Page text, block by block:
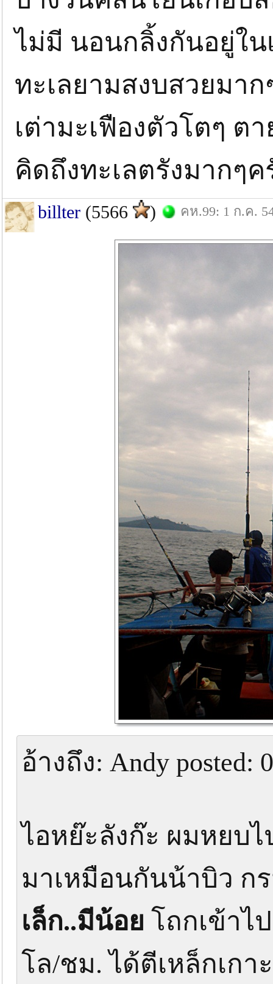
ไม่มี นอนกลิ้งกันอยู่ใน
ทะเลยามสงบสวยมา
เต่ามะเฟืองตัวโตๆ ต
คิดถึงทะเลตรังมากๆค
billter (5566 ) คห.99: 1 ก.ค.
อ้างถึง: Andy posted:
ไอหย๊ะลังก๊ะ ผมหยบ
มาเหมือนกันน้าบิว ก
เล็ก..มีน้อย โถกเข้าไ
โล/ชม. ได้ตีเหล็กเกา